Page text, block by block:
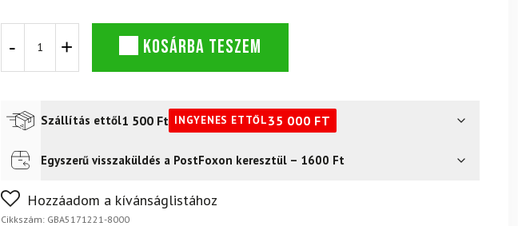
SKORT
KOSÁRBA TESZEM
Szállítás ettől1 500 Ft INGYENES ETTŐL35 000 FT
Futár a címre2 400Ft
FoxPost
Egyszerű visszaküldés a PostFoxon keresztül – 1600 Ft
Nem biztos a választásában? Semmi gond – a terméket egyszerűen visszaküldheti 14
napon belül, indoklás nélkül.
Hozzáadom a kívánságlistához
Cikkszám: GBA5171221-8000